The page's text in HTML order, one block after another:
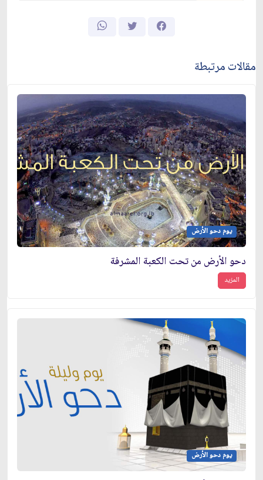
مقالات مرتبطة
يوم دحو الأرض
دحو الأرض من تحت الكعبة المشرفة
المزيد
يوم دحو الأرض